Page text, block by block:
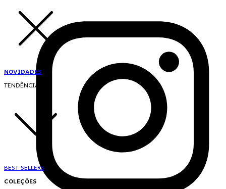
NOVIDADES
TENDÊNCIAS
BEST SELLERS
COLEÇÕES